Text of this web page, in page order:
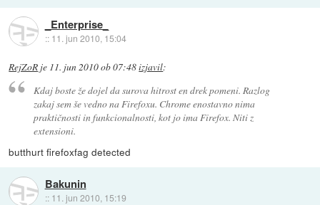
_Enterprise_
:: 11. jun 2010, 15:04
RejZoR je 11. jun 2010 ob 07:48izjavil:
Kdaj boste že dojel da surova hitrost en drek pomeni. Razlog
zakaj sem še vedno na Firefoxu. Chrome enostavno nima
praktičnosti in funkcionalnosti, kot jo ima Firefox. Niti z
extensioni.
butthurt firefoxfag detected
Bakunin
:: 11. jun 2010, 15:19